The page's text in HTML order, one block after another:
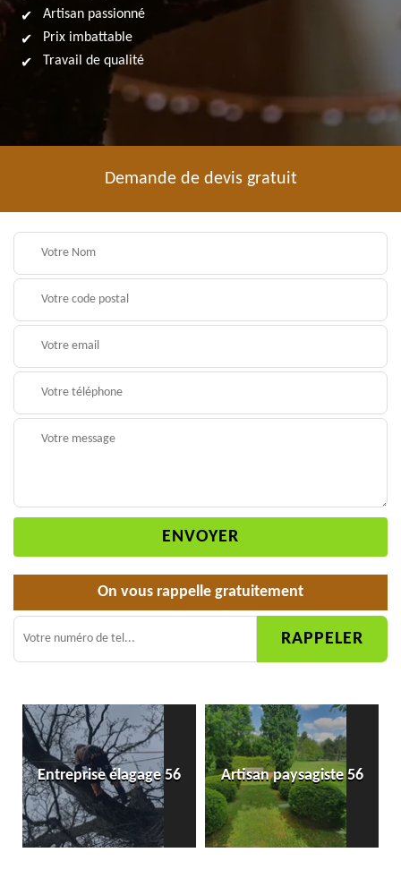
Artisan passionné
Prix imbattable
Travail de qualité
Demande de devis gratuit
On vous rappelle gratuitement
Entreprise élagage 56 Artisan paysagiste 56